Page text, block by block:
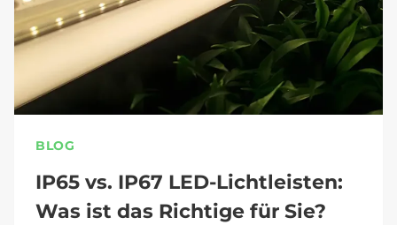
BLOG
IP65 vs. IP67 LED-Lichtleisten:
Was ist das Richtige für Sie?